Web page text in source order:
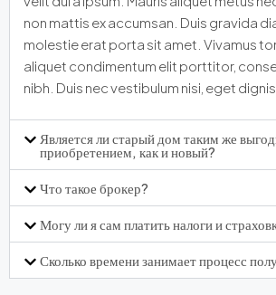
non mattis ex accumsan. Duis gravida
molestie erat porta sit amet. Vivamus
aliquet condimentum elit porttitor,
nibh. Duis nec vestibulum nisi, eget
Является ли старый дом таким же
приобретением, как и новый?
Что такое брокер?
Могу ли я сам платить налоги и
Сколько времени занимает процесс